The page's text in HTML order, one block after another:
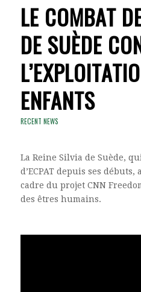
LE COMBAT
DE SUÈDE
ENFANTS
RECENT NEWS
La Reine Silvia de Suède,
d’ECPAT depuis ses
cadre du projet CNN
des êtres humains.